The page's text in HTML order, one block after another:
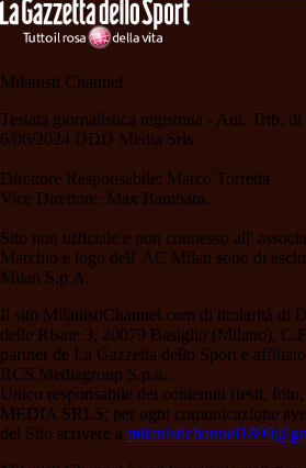
Milanisti Channel
Testata giornalistica registrata - Aut. Trib.
6/06/2024 DDD Media Srls
Direttore Responsabile: Marco Torretta
Vice Direttore: Max Bambara.
Sito non ufficiale e non connesso all'
Marchio e logo dell' AC Milan sono di
Milan S.p.A.
Il sito MilanistiChannel.com di titolarità di
delle Risaie 3, 20079 Basiglio (Milano),
partner de La Gazzetta dello Sport e
RCS Mediagroup S.p.a..
Unico responsabile dei contenuti (testi,
MEDIA SRLS; per ogni comunicazione
del Sito scrivere a